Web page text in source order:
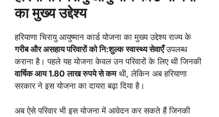
का मुख्य उद्देश्य
हरियाणा चिरायु आयुष्मान कार्ड योजना का मुख्य उद्देश्य राज्य के
गरीब और असहाय परिवारों को नि:शुल्क स्वास्थ्य सेवाएँउपलब्ध
कराना है। पहले यह योजना केवल उन परिवारों के लिए थी जिनकी
वार्षिक आय 1.80 लाख रुपये से कमथी, लेकिन अब हरियाणा
सरकार ने इस योजना का दायरा बढ़ा दिया है।
अब ऐसे परिवार भी इस योजना में आवेदन कर सकते हैं जिनकी